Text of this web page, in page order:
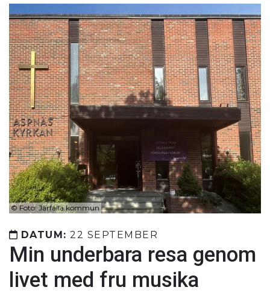
© Foto: Järfälla kommun
DATUM: 22 SEPTEMBER
Min underbara resa genom
livet med fru musika